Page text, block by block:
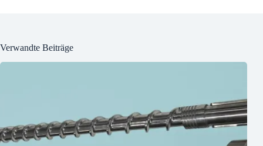
Verwandte Beiträge